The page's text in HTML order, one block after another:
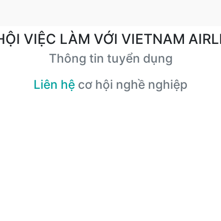
VIỆC LÀM VỚI VIETNAM
Thông tin tuyển dụng
Liên hệ cơ hội nghề nghiệp